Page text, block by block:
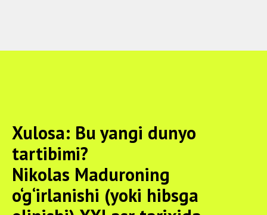
Xulosa: Bu yangi dunyo
tartibimi?
Nikolas Maduroning
o‘g‘irlanishi (yoki hibsga